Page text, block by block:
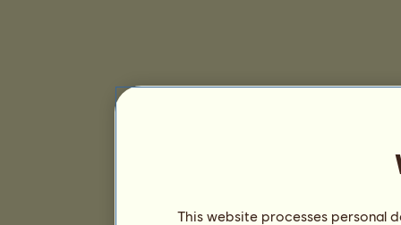
This website processes personal